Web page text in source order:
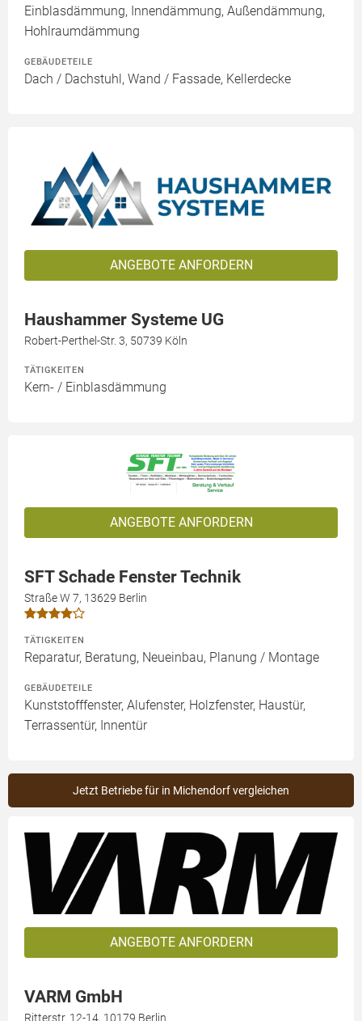
Einblasdämmung, Innendämmung, Außendämmung,
Hohlraumdämmung
GEBÄUDETEILE
Dach / Dachstuhl, Wand / Fassade, Kellerdecke
ANGEBOTE ANFORDERN
Haushammer Systeme UG
Robert-Perthel-Str. 3, 50739 Köln
TÄTIGKEITEN
Kern- / Einblasdämmung
ANGEBOTE ANFORDERN
SFT Schade Fenster Technik
Straße W 7, 13629 Berlin
TÄTIGKEITEN
Reparatur, Beratung, Neueinbau, Planung / Montage
GEBÄUDETEILE
Kunststofffenster, Alufenster, Holzfenster, Haustür,
Terrassentür, Innentür
Jetzt Betriebe für in Michendorf vergleichen
ANGEBOTE ANFORDERN
VARM GmbH
Ritterstr. 12-14, 10179 Berlin